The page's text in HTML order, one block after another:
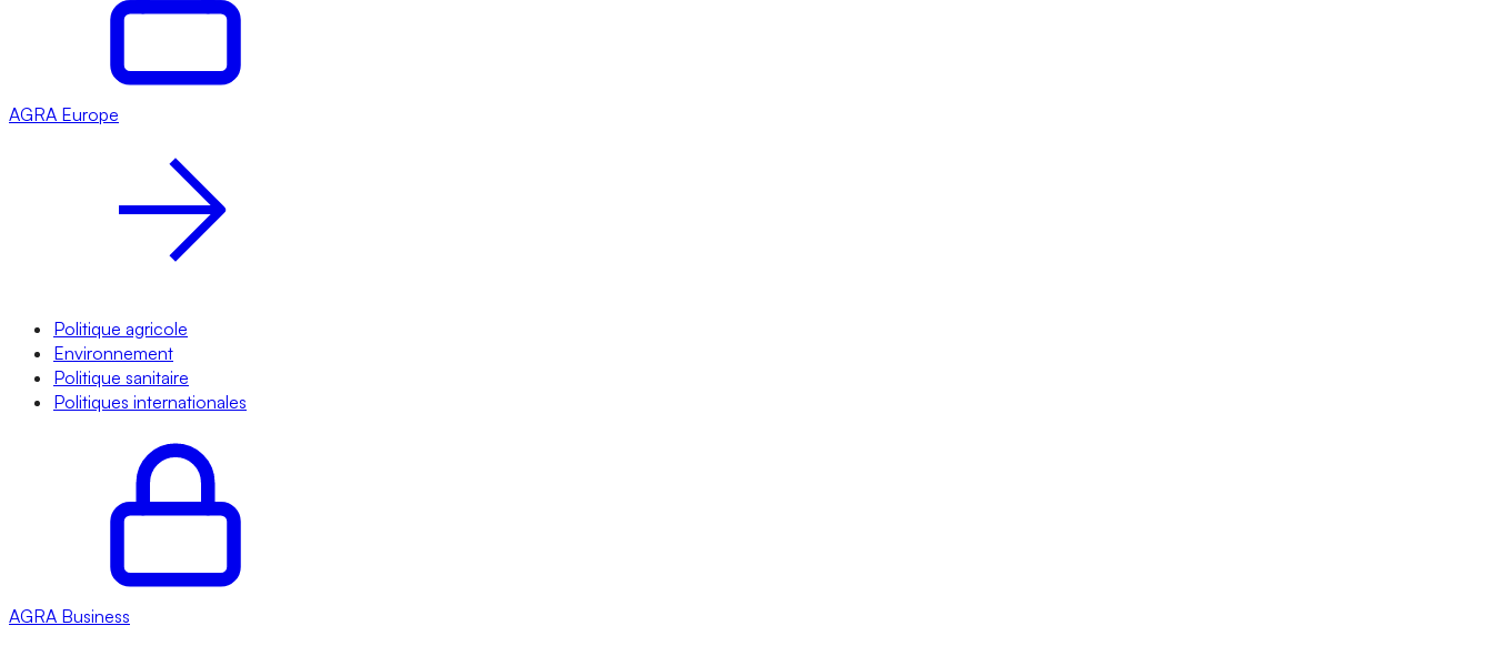
AGRA Europe
Politique agricole
Environnement
Politique sanitaire
Politiques internationales
AGRA Business